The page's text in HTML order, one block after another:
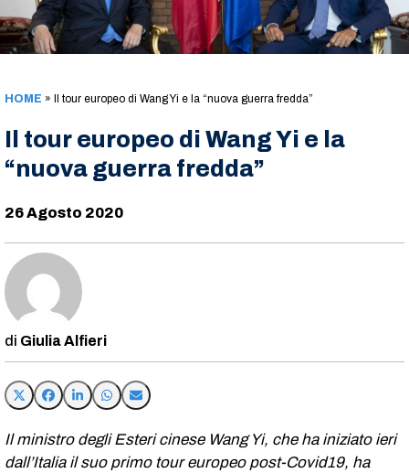
HOME » Il tour europeo di Wang Yi e la “nuova guerra fredda”
Il tour europeo di Wang Yi e la
“nuova guerra fredda”
26 Agosto 2020
Giulia Alfieri
Il ministro degli Esteri cinese Wang Yi, che ha iniziato ieri
dall’Italia il suo primo tour europeo post-Covid19, ha